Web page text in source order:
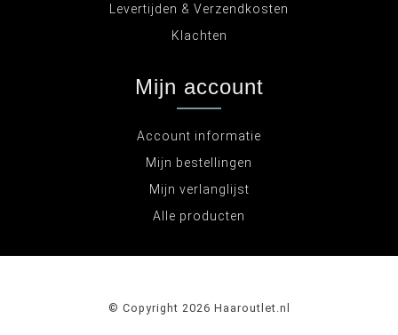
Levertijden & Verzendkosten
Klachten
Mijn account
Account informatie
Mijn bestellingen
Mijn verlanglijst
Alle producten
© Copyright 2026 Haaroutlet.nl